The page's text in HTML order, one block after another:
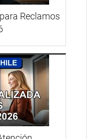
Reclamos